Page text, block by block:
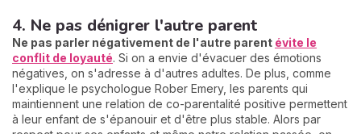
4. Ne pas dénigrer l'autre parent
Ne pas parler négativement de l'autre parent évite le
conflit de loyauté. Si on a envie d'évacuer des émotions
négatives, on s'adresse à d'autres adultes. De plus, comme
l'explique le psychologue Rober Emery, les parents qui
maintiennent une relation de co-parentalité positive permettent
à leur enfant de s'épanouir et d'être plus stable. Alors par